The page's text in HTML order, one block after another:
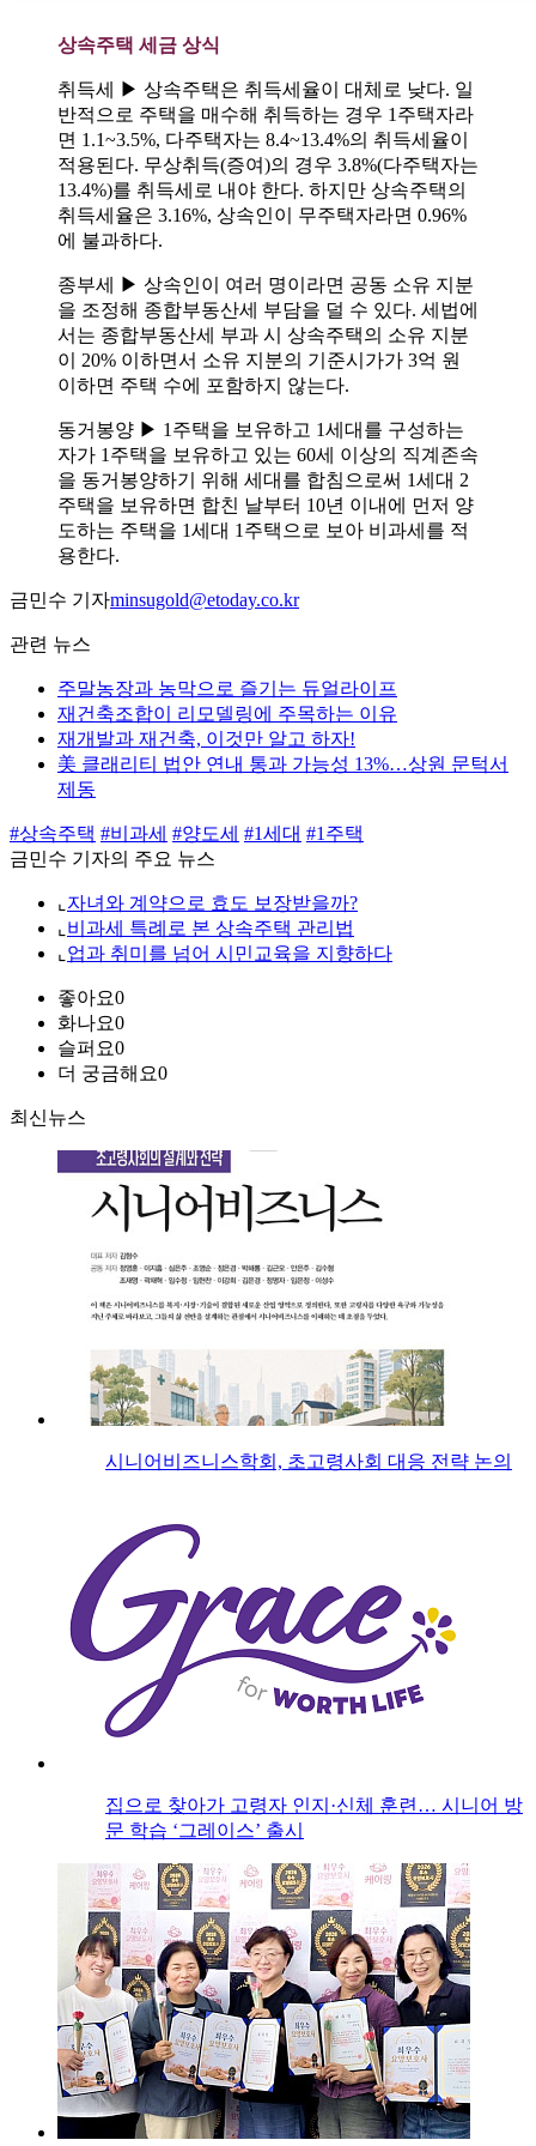
상속주택 세금 상식
취득세 ▶ 상속주택은 취득세율이 대체로 낮다. 일
반적으로 주택을 매수해 취득하는 경우 1주택자라
면 1.1~3.5%, 다주택자는 8.4~13.4%의 취득세율이
적용된다. 무상취득(증여)의 경우 3.8%(다주택자는
13.4%)를 취득세로 내야 한다. 하지만 상속주택의
취득세율은 3.16%, 상속인이 무주택자라면 0.96%
에 불과하다.
종부세 ▶ 상속인이 여러 명이라면 공동 소유 지분
을 조정해 종합부동산세 부담을 덜 수 있다. 세법에
서는 종합부동산세 부과 시 상속주택의 소유 지분
이 20% 이하면서 소유 지분의 기준시가가 3억 원
이하면 주택 수에 포함하지 않는다.
동거봉양 ▶ 1주택을 보유하고 1세대를 구성하는
자가 1주택을 보유하고 있는 60세 이상의 직계존속
을 동거봉양하기 위해 세대를 합침으로써 1세대 2
주택을 보유하면 합친 날부터 10년 이내에 먼저 양
도하는 주택을 1세대 1주택으로 보아 비과세를 적
용한다.
금민수 기자minsugold@etoday.co.kr
관련 뉴스
주말농장과 농막으로 즐기는 듀얼라이프
재건축조합이 리모델링에 주목하는 이유
재개발과 재건축, 이것만 알고 하자!
美 클래리티 법안 연내 통과 가능성 13%…상원 문턱서
제동
#상속주택 #비과세 #양도세 #1세대 #1주택
금민수 기자의 주요 뉴스
⌞ 자녀와 계약으로 효도 보장받을까?
⌞ 비과세 특례로 본 상속주택 관리법
⌞ 업과 취미를 넘어 시민교육을 지향하다
좋아요0
화나요0
슬퍼요0
더 궁금해요0
최신뉴스
시니어비즈니스학회, 초고령사회 대응 전략 논의
집으로 찾아가 고령자 인지·신체 훈련… 시니어 방
문 학습 ‘그레이스’ 출시